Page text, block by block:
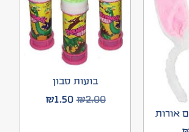
אורות
בועות סבון
₪2.00
₪1.50